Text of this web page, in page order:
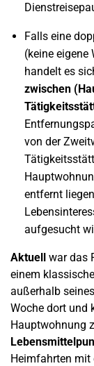
Falls eine
(keine eigene
handelt es
zwischen
von der
entfernt
aufgesucht
Aktuell war das
einem
außerhalb
Woche dort und
Hauptwohnung
Heimfahrten mit